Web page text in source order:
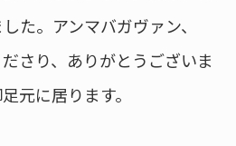
た。アンマバガヴァン、
さり、ありがとうございま
元に居ります。